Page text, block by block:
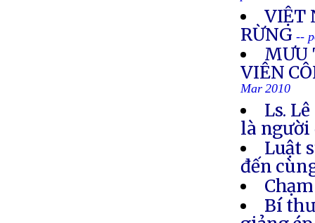
VIỆT
RỪNG--
MƯU
VIÊN
Mar 2010
Ls.
là người
Luật
đến
Bí